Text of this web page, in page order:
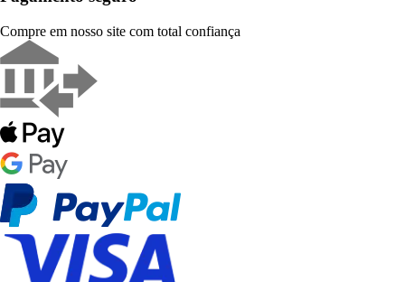
Compre em nosso site com total confiança